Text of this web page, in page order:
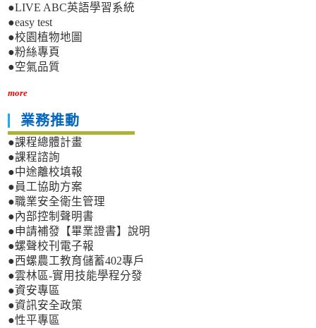
●LIVE ABC英語學習系統
●easy test
●校園植物地圖
●粉絲專頁
●空氣品質
more
業務推動
●課程總體計畫
●課程諮詢
●中途離校填報
●員工協助方案
●職業安全衛生管理
●內部控制聲明書
●申請補發【畢業證書】說明
●螺聲校刊電子報
●西螺農工教育儲蓄402專戶
●雲林區-實用技能學程分發
●資安專區
●資訊安全政策
●性平專區